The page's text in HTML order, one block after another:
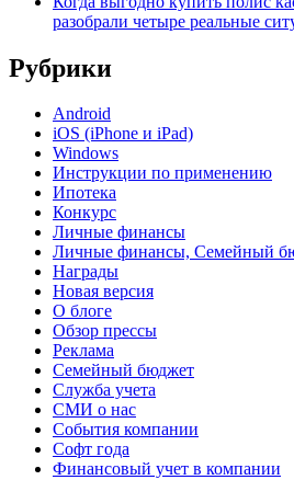
разобрали четыре реальные
Рубрики
Android
iOS (iPhone и iPad)
Windows
Инструкции по применению
Ипотека
Конкурс
Личные финансы
Личные финансы, Семейный
Награды
Новая версия
О блоге
Обзор прессы
Реклама
Семейный бюджет
Служба учета
СМИ о нас
События компании
Софт года
Финансовый учет в компании